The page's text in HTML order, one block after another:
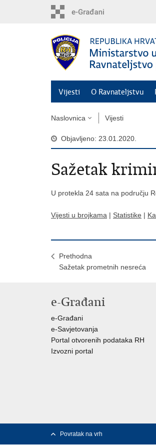
Vijesti O Ravnateljstvu
Naslovnica Vijesti
Objavljeno: 23.01.2020.
Sažetak
U protekla 24 sata na području
Vijesti u brojkama | Statistike |
Prethodna
Sažetak prometnih nesreća
e-Građani
e-Građani
e-Savjetovanja
Portal otvorenih podataka RH
Izvozni portal
Povratak na vrh